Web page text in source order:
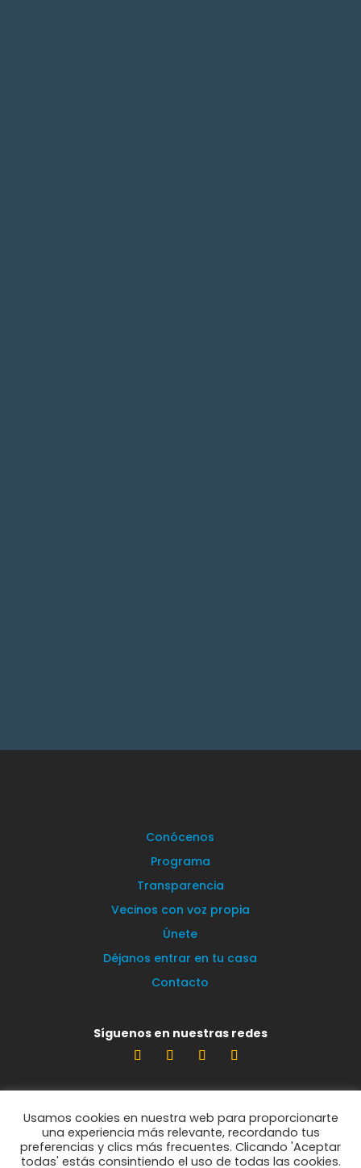
Conócenos
Programa
Transparencia
Vecinos con voz propia
Únete
Déjanos entrar en tu casa
Contacto
Síguenos en nuestras redes
Estamos encantados de leerte
info@vecinosportorrelodones.org
Usamos cookies en nuestra web para proporcionarte
una experiencia más relevante, recordando tus
preferencias y clics más frecuentes. Clicando 'Aceptar
todas' estás consintiendo el uso de todas las cookies.